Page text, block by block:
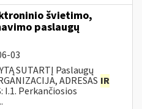
švietimo,
paslaugų
03
SUTARTĮ Paslaugų
ADRESAS IR
I.1. Perkančiosios